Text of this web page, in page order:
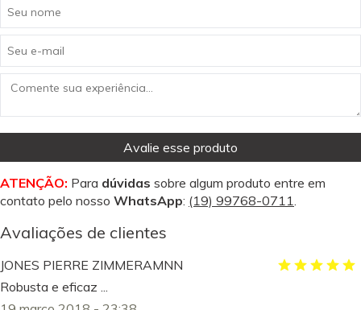
Avalie esse produto
ATENÇÃO: Para dúvidas sobre algum produto entre em
contato pelo nosso WhatsApp: (19) 99768-0711.
Avaliações de clientes
JONES PIERRE ZIMMERAMNN
Robusta e eficaz ...